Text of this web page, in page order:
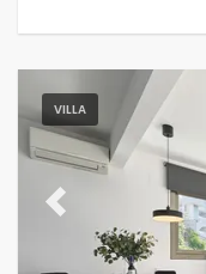
VILLA
Previous